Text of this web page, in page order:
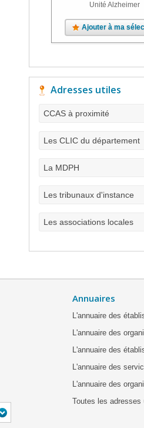
Unité Alzheimer
Ajouter à ma
Adresses utiles
CCAS à proximité
Les CLIC du département
La MDPH
Les tribunaux d'instance
Les associations locales
Annuaires
L'annuaire des
L'annuaire des
L'annuaire des
L'annuaire des
L'annuaire des
Toutes les adresses